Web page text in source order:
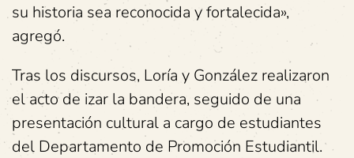
su historia sea reconocida y fortalecida»,
agregó.
Tras los discursos, Loría y González realizaron
el acto de izar la bandera, seguido de una
presentación cultural a cargo de estudiantes
del Departamento de Promoción Estudiantil.